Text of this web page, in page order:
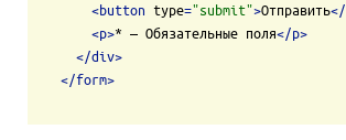
<button type="submit">Отправить</
<p>* — Обязательные поля</p>
</div>
</form>